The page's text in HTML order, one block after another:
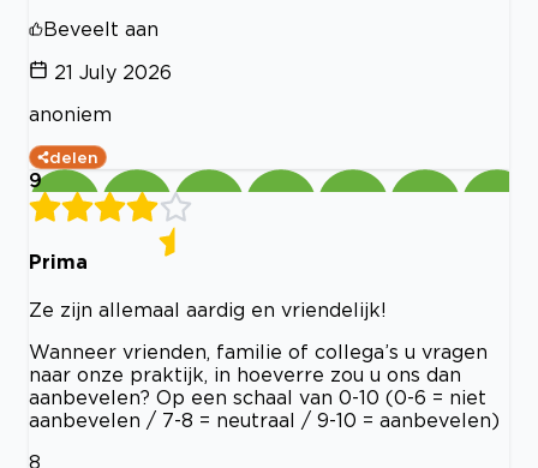
Beveelt aan
21 July 2026
anoniem
delen
9
Prima
Ze zijn allemaal aardig en vriendelijk!
Wanneer vrienden, familie of collega’s u vragen
naar onze praktijk, in hoeverre zou u ons dan
aanbevelen? Op een schaal van 0-10 (0-6 = niet
aanbevelen / 7-8 = neutraal / 9-10 = aanbevelen)
8